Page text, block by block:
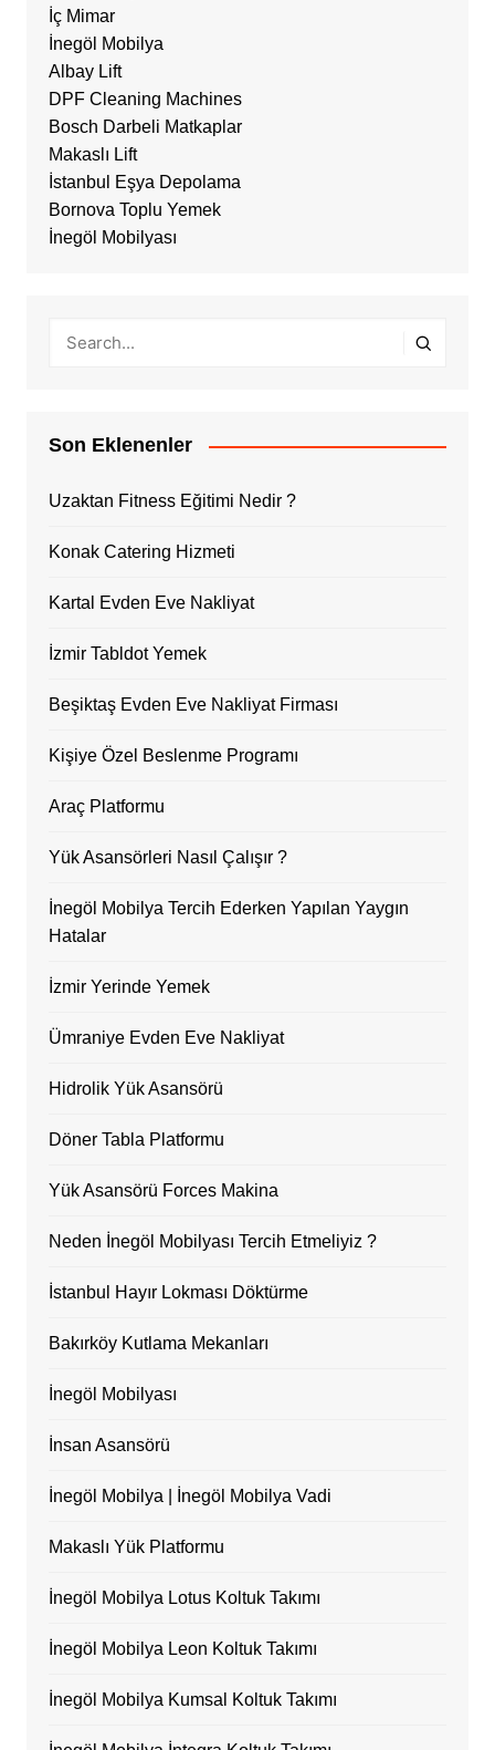
İç Mimar
İnegöl Mobilya
Albay Lift
DPF Cleaning Machines
Bosch Darbeli Matkaplar
Makaslı Lift
İstanbul Eşya Depolama
Bornova Toplu Yemek
İnegöl Mobilyası
Son Eklenenler
Uzaktan Fitness Eğitimi Nedir ?
Konak Catering Hizmeti
Kartal Evden Eve Nakliyat
İzmir Tabldot Yemek
Beşiktaş Evden Eve Nakliyat Firması
Kişiye Özel Beslenme Programı
Araç Platformu
Yük Asansörleri Nasıl Çalışır ?
İnegöl Mobilya Tercih Ederken Yapılan Yaygın
Hatalar
İzmir Yerinde Yemek
Ümraniye Evden Eve Nakliyat
Hidrolik Yük Asansörü
Döner Tabla Platformu
Yük Asansörü Forces Makina
Neden İnegöl Mobilyası Tercih Etmeliyiz ?
İstanbul Hayır Lokması Döktürme
Bakırköy Kutlama Mekanları
İnegöl Mobilyası
İnsan Asansörü
İnegöl Mobilya | İnegöl Mobilya Vadi
Makaslı Yük Platformu
İnegöl Mobilya Lotus Koltuk Takımı
İnegöl Mobilya Leon Koltuk Takımı
İnegöl Mobilya Kumsal Koltuk Takımı